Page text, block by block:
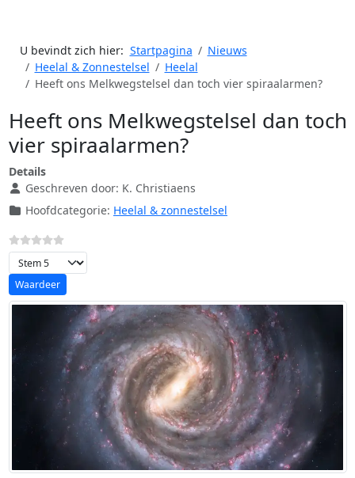
U bevindt zich hier: Startpagina
Nieuws
Heelal & Zonnestelsel
Heelal
Heeft ons Melkwegstelsel dan toch vier spiraalarmen?
Heeft ons Melkwegstelsel dan toch
vier spiraalarmen?
Details
Geschreven door: K. Christiaens
Hoofdcategorie: Heelal & zonnestelsel
Voeg waardering toe